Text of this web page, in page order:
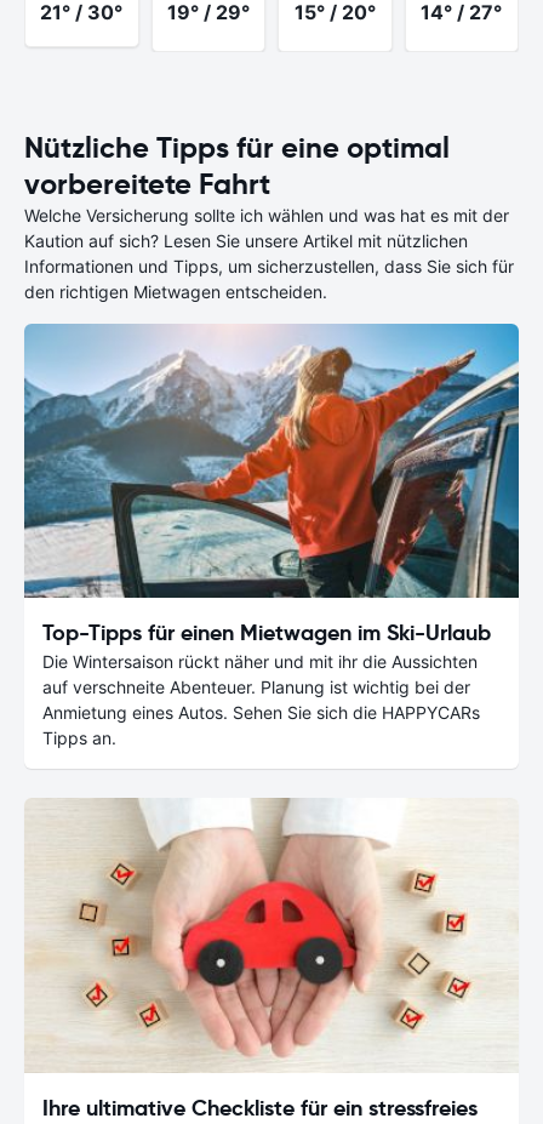
21° / 30° 19° / 29° 15° / 20° 14° / 27°
Nützliche Tipps für eine optimal
vorbereitete Fahrt
Welche Versicherung sollte ich wählen und was hat es mit der
Kaution auf sich? Lesen Sie unsere Artikel mit nützlichen
Informationen und Tipps, um sicherzustellen, dass Sie sich für
den richtigen Mietwagen entscheiden.
Top-Tipps für einen Mietwagen im Ski-Urlaub
Die Wintersaison rückt näher und mit ihr die Aussichten
auf verschneite Abenteuer. Planung ist wichtig bei der
Anmietung eines Autos. Sehen Sie sich die HAPPYCARs
Tipps an.
Ihre ultimative Checkliste für ein stressfreies